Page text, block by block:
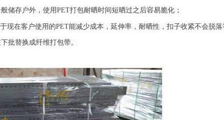
储存户外，使用PET打包耐晒时间短晒过之后容易脆化；
现在客户使用的PET能减少成本，延伸率，耐晒性，扣子收紧不会脱落
批替换成纤维打包带。